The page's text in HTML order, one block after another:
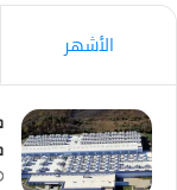
الأشهر